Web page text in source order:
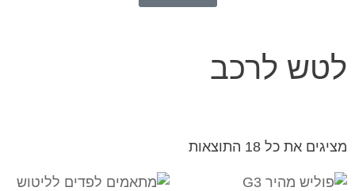
לטש לרכב
מציגים את כל ⁦18⁩ התוצאות